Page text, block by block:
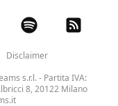
Disclaimer
s.r.l.- Partita IVA:
8, 20122 Milano